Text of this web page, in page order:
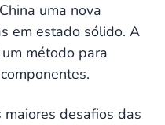
uma nova
em estado sólido. A
método para
desafios das